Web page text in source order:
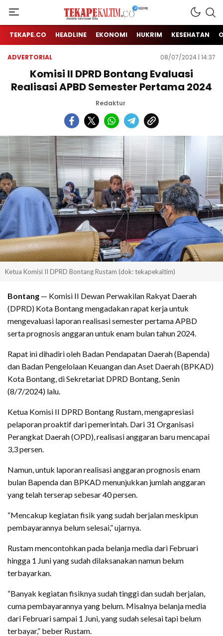
TEKAPE KALTIM
Jendela Informasi Kita
TEKAPE.CO HEADLINE EKONOMI HUKRIM KESEHATAN
ADVERTORIAL 08/07/2024 | 14:37
Komisi II DPRD Bontang Evaluasi
Realisasi APBD Semester Pertama 2024
Redaktur
Ketua Komisi II DPRD Bontang Rustam (dok: tekapekaltim)
Bontang — Komisi II Dewan Perwakilan Rakyat Daerah
(DPRD) Kota Bontang mengadakan rapat kerja untuk
mengevaluasi laporan realisasi semester pertama APBD
serta prognosis anggaran untuk enam bulan tahun 2024.
Rapat ini dihadiri oleh Badan Pendapatan Daerah (Bapenda)
dan Badan Pengelolaan Keuangan dan Aset Daerah (BPKAD)
Kota Bontang, di Sekretariat DPRD Bontang, Senin
(8/7/2024) lalu.
Ketua Komisi II DPRD Bontang Rustam, mengapresiasi
pelaporan proaktif dari pemerintah. Dari 31 Organisasi
Perangkat Daerah (OPD), realisasi anggaran baru mencapai
3,3 persen.
Namun, untuk laporan realisasi anggaran prognosis enam
bulan Bapenda dan BPKAD menunjukkan jumlah anggaran
yang telah terserap sebesar 40 persen.
“Mencakup kegiatan fisik yang sudah berjalan meskipun
pembayarannya belum selesai,” ujarnya.
Rustam mencontohkan pada belanja media dari Februari
hingga 1 Juni yang sudah dilaksanakan namun belum
terbayarkan.
“Banyak kegiatan fisiknya sudah tinggi dan sudah berjalan,
cuma pembayarannya yang belum. Misalnya belanja media
dari Februari sampai 1 Juni, yang sudah selesai tapi belum
terbayar,” beber Rustam.